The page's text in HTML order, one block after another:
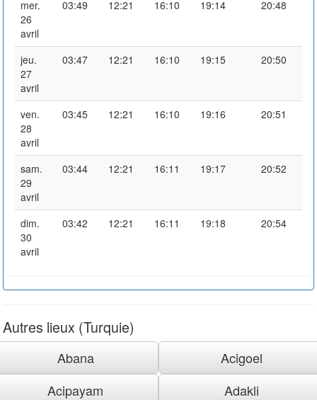
mer.
26
avril
03:49 12:21 16:10 19:14 20:48
jeu.
27
avril
03:47 12:21 16:10 19:15 20:50
ven.
28
avril
03:45 12:21 16:10 19:16 20:51
sam.
29
avril
03:44 12:21 16:11 19:17 20:52
dim.
30
avril
03:42 12:21 16:11 19:18 20:54
Autres lieux (Turquie)
Abana
Acigoel
Acipayam
Adakli